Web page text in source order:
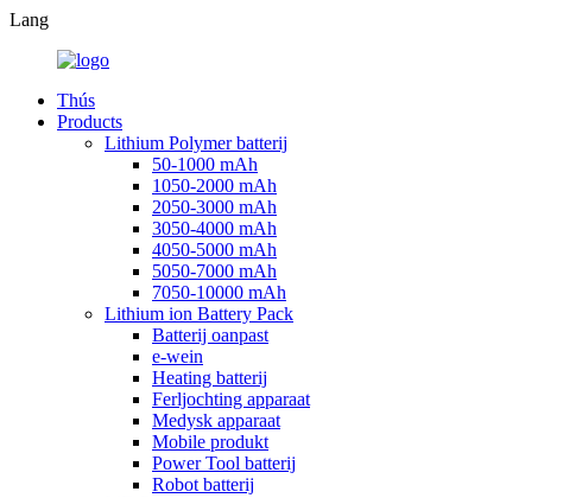
Lang
Thús
Products
Lithium Polymer batterij
50-1000 mAh
1050-2000 mAh
2050-3000 mAh
3050-4000 mAh
4050-5000 mAh
5050-7000 mAh
7050-10000 mAh
Lithium ion Battery Pack
Batterij oanpast
e-wein
Heating batterij
Ferljochting apparaat
Medysk apparaat
Mobile produkt
Power Tool batterij
Robot batterij